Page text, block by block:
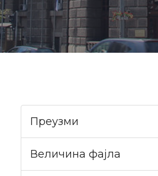
Преузми
Величина фајла